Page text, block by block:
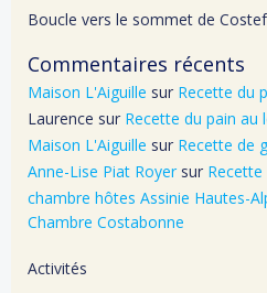
Boucle vers le sommet de
Commentaires récents
Maison L'Aiguille sur Recette du
Laurence sur Recette du pain au
Maison L'Aiguille sur Recette de
Anne-Lise Piat Royersur
chambre hôtes Assinie Hautes-
Chambre Costabonne
Activités